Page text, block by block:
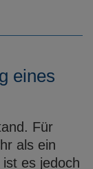
eines
Für
als ein
es jedoch